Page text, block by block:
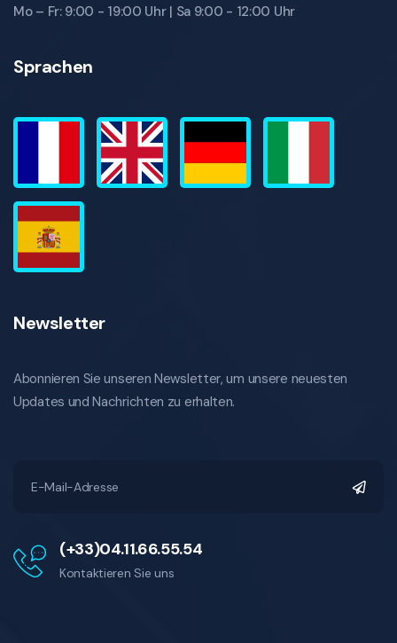
Mo – Fr: 9:00 - 19:00 Uhr | Sa 9:00 - 12:00 Uhr
Sprachen
Newsletter
Abonnieren Sie unseren Newsletter, um unsere neuesten
Updates und Nachrichten zu erhalten.
(+33)04.11.66.55.54
Kontaktieren Sie uns